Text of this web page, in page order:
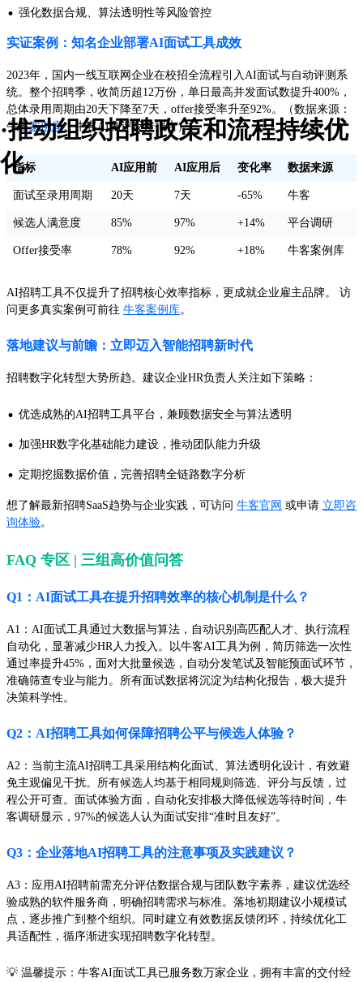
·推动组织招聘政策和流程持续优
化
· 强化数据合规、算法透明性等风险管控
实证案例：知名企业部署AI面试工具成效
2023年，国内一线互联网企业在校招全流程引入AI面试与自动评测系
统。整个招聘季，收简历超12万份，单日最高并发面试数提升400%，
总体录用周期由20天下降至7天，offer接受率升至92%。（数据来源：
牛客案例库、牛客AI测评反馈报告）
指标 AI应用前 AI应用后 变化率 数据来源
面试至录用周期 20天 7天 -65% 牛客
候选人满意度 85% 97% +14% 平台调研
Offer接受率 78% 92% +18% 牛客案例库
AI招聘工具不仅提升了招聘核心效率指标，更成就企业雇主品牌。 访
问更多真实案例可前往 牛客案例库。
落地建议与前瞻：立即迈入智能招聘新时代
招聘数字化转型大势所趋。建议企业HR负责人关注如下策略：
· 优选成熟的AI招聘工具平台，兼顾数据安全与算法透明
· 加强HR数字化基础能力建设，推动团队能力升级
· 定期挖掘数据价值，完善招聘全链路数字分析
想了解最新招聘SaaS趋势与企业实践，可访问 牛客官网 或申请 立即咨
询体验。
FAQ 专区 | 三组高价值问答
Q1：AI面试工具在提升招聘效率的核心机制是什么？
A1：AI面试工具通过大数据与算法，自动识别高匹配人才、执行流程
自动化，显著减少HR人力投入。以牛客AI工具为例，简历筛选一次性
通过率提升45%，面对大批量候选，自动分发笔试及智能预面试环节，
准确筛查专业与能力。所有面试数据将沉淀为结构化报告，极大提升
决策科学性。
Q2：AI招聘工具如何保障招聘公平与候选人体验？
A2：当前主流AI招聘工具采用结构化面试、算法透明化设计，有效避
免主观偏见干扰。所有候选人均基于相同规则筛选、评分与反馈，过
程公开可查。面试体验方面，自动化安排极大降低候选等待时间，牛
客调研显示，97%的候选人认为面试安排“准时且友好”。
Q3：企业落地AI招聘工具的注意事项及实践建议？
A3：应用AI招聘前需充分评估数据合规与团队数字素养，建议优选经
验成熟的软件服务商，明确招聘需求与标准。落地初期建议小规模试
点，逐步推广到整个组织。同时建立有效数据反馈闭环，持续优化工
具适配性，循序渐进实现招聘数字化转型。
💡 温馨提示：牛客AI面试工具已服务数万家企业，拥有丰富的交付经